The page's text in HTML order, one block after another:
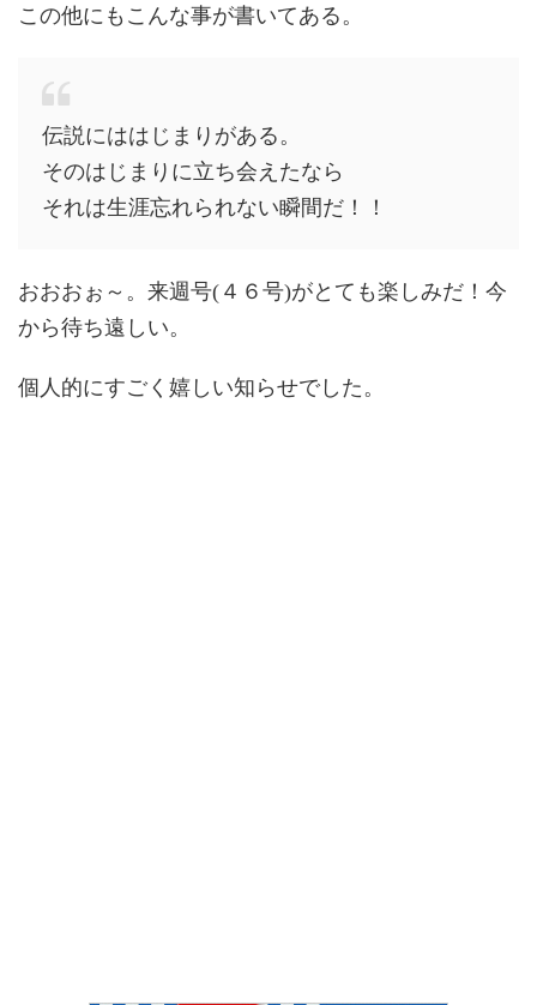
この他にもこんな事が書いてある。
伝説にははじまりがある。
そのはじまりに立ち会えたなら
それは生涯忘れられない瞬間だ！！
おおおぉ～。来週号(４６号)がとても楽しみだ！今
から待ち遠しい。
個人的にすごく嬉しい知らせでした。